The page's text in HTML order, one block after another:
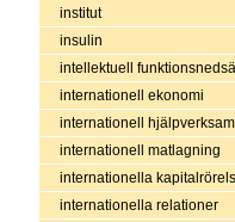
institut
insulin
intellektuell
internationell ekonomi
internationell
internationell matlagning
internationella
internationella relationer